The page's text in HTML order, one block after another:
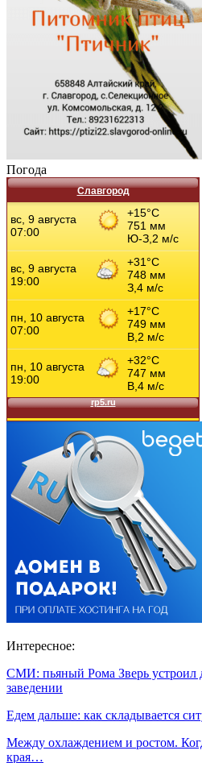
Погода
Славгород
Интересное:
СМИ: пьяный Рома Зверь устроил
заведении
Едем дальше: как складывается
Между охлаждением и ростом.
края…